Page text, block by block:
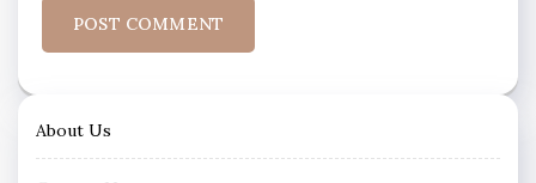
About Us